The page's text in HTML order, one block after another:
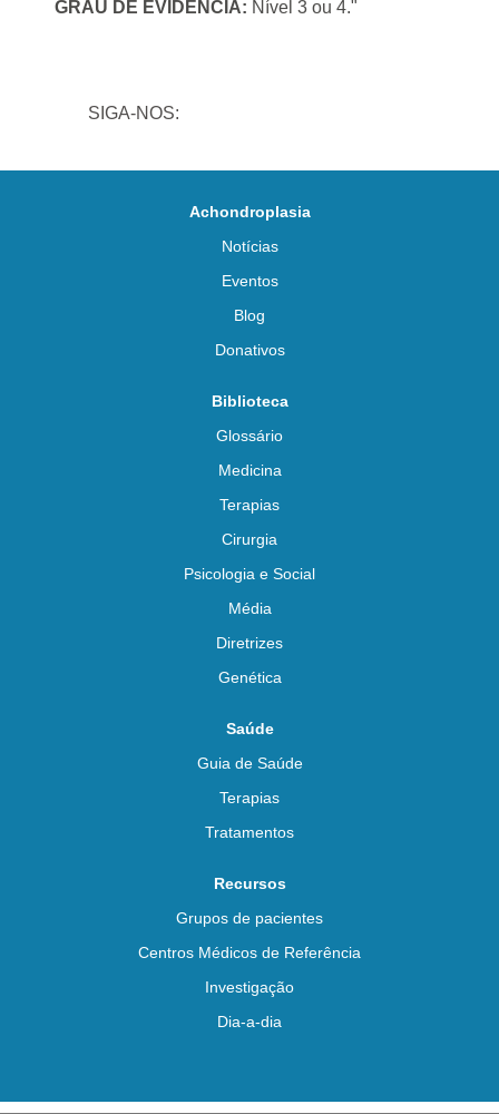
GRAU DE EVIDÊNCIA: Nível 3 ou 4."
SIGA-NOS:
Achondroplasia
Notícias
Eventos
Blog
Donativos
Biblioteca
Glossário
Medicina
Terapias
Cirurgia
Psicologia e Social
Média
Diretrizes
Genética
Saúde
Guia de Saúde
Terapias
Tratamentos
Recursos
Grupos de pacientes
Centros Médicos de Referência
Investigação
Dia-a-dia